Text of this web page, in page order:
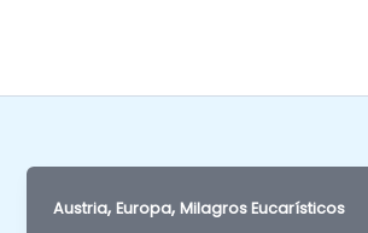
Austria,Europa,Milagros Eucarísticos